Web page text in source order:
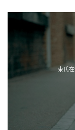
束氏